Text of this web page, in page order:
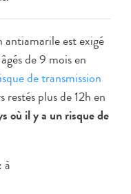
est exigé
de 9 mois en
de transmission
restés plus de 12h en
où il y a un risque de
à